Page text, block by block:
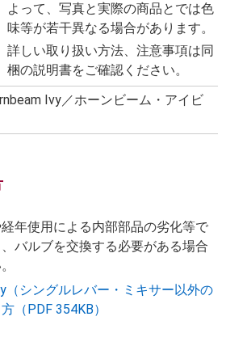
よって、写真と実際の商品とでは色
味等が若干異なる場合があります。
詳しい取り扱い方法、注意事項は同
梱の説明書をご確認ください。
Ivy／ホーンビーム・アイビ
年使用による内部部品の劣化等で
バルブを交換する必要がある場合
（シングルレバー・ミキサー以外の
（PDF 354KB）